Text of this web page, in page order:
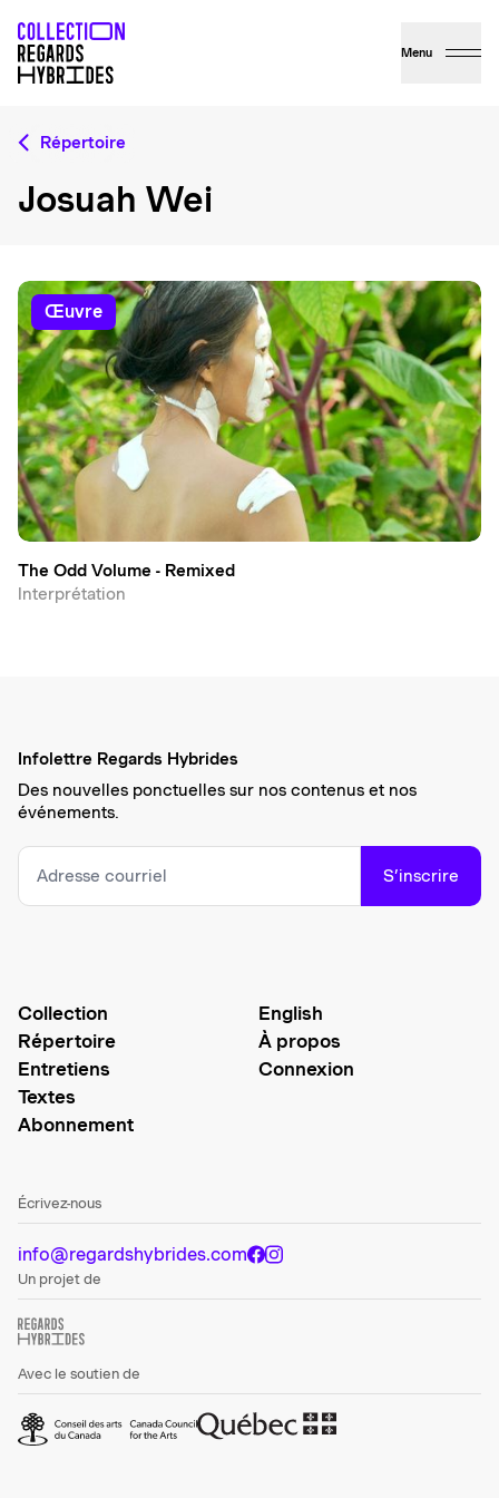
Menu
Répertoire
Josuah Wei
œuvre
The Odd Volume - Remixed
Interprétation
Infolettre Regards Hybrides
Des nouvelles ponctuelles sur nos contenus et nos
événements.
S’inscrire
Collection
Répertoire
Entretiens
Textes
Abonnement
English
À propos
Connexion
Écrivez-nous
info@regardshybrides.com
Un projet de
Avec le soutien de